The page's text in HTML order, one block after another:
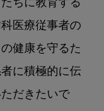
ちに教育する
医療従事者の
健康を守るた
に積極的に伝
だきたいで